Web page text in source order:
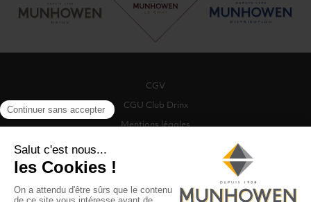
CGV
CGU Club Drinx
Mentions légales
Politique de cookies